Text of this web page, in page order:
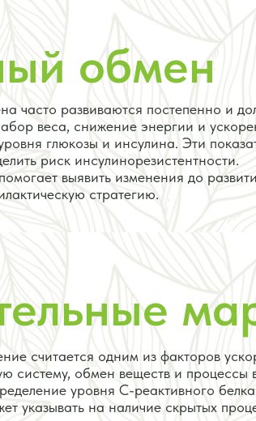
обмен
часто развиваются постепенно и
веса, снижение энергии и
глюкозы и инсулина. Эти
риск инсулинорезистентности.
выявить изменения до
стратегию.
считается одним из факторов
систему, обмен веществ и процессы
уровня С-реактивного
указывать на наличие скрытых